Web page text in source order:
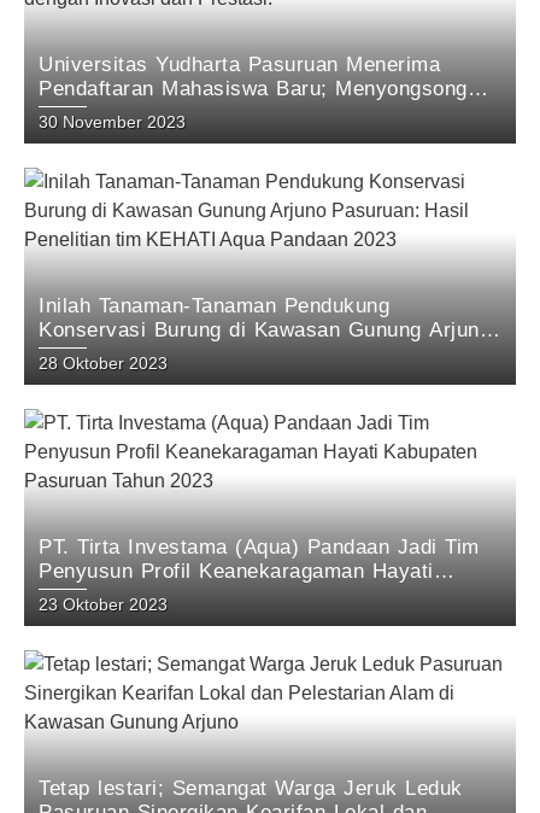
Universitas Yudharta Pasuruan Menerima
Pendaftaran Mahasiswa Baru; Menyongsong
Masa Depan Unggul dengan Inovasi dan
Prestasi.
30 November 2023
Inilah Tanaman-Tanaman Pendukung
Konservasi Burung di Kawasan Gunung Arjuno
Pasuruan: Hasil Penelitian tim KEHATI Aqua
Pandaan 2023
28 Oktober 2023
PT. Tirta Investama (Aqua) Pandaan Jadi Tim
Penyusun Profil Keanekaragaman Hayati
Kabupaten Pasuruan Tahun 2023
23 Oktober 2023
Tetap lestari; Semangat Warga Jeruk Leduk